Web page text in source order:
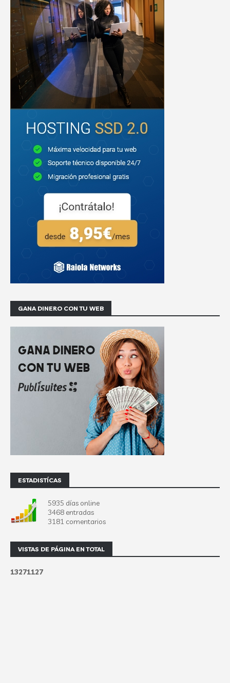
GANA DINERO CON TU WEB
ESTADISTÍCAS
5935 días online
3468 entradas
3181 comentarios
VISTAS DE PÁGINA EN TOTAL
13271127